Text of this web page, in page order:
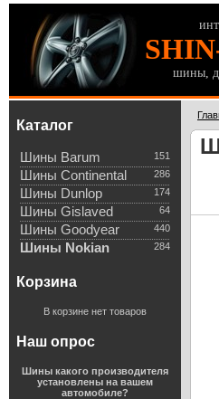
шины,
Каталог
151
Шины Barum
286
Шины Continental
174
Шины Dunlop
64
Шины Gislaved
440
Шины Goodyear
284
Шины Nokian
Корзина
В корзине нет товаров
Наш опрос
Шины какого производителя
установлены на вашем
автомобиле?